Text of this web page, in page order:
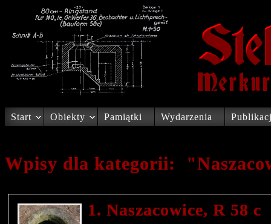
Start Obiekty Pamiątki Wydarzenia
Wpisy dla kategorii:
1. Naszacowice, R 58 c